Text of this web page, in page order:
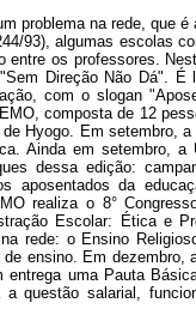
problema na rede, que
93), algumas escolas
entre os professores.
Direção Não Dá". É
com o slogan
composta de 12
Hyogo. Em setembro,
Ainda em setembro,
dessa edição:
aposentados da
realiza o 8°
Escolar: Ética e
rede: o Ensino
ensino. Em dezembro,
entrega uma Pauta
questão salarial,